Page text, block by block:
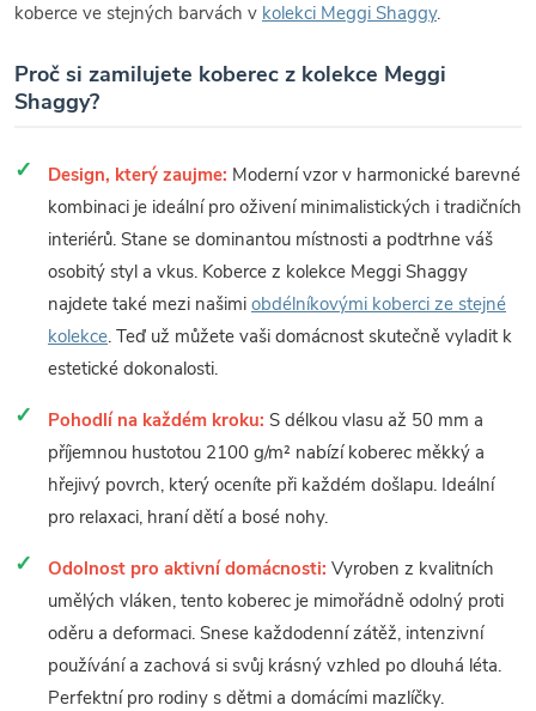
koberce ve stejných barvách v kolekci Meggi Shaggy.
Proč si zamilujete koberec z kolekce Meggi
Shaggy?
Design, který zaujme: Moderní vzor v harmonické barevné
kombinaci je ideální pro oživení minimalistických i tradičních
interiérů. Stane se dominantou místnosti a podtrhne váš
osobitý styl a vkus. Koberce z kolekce Meggi Shaggy
najdete také mezi našimi obdélníkovými koberci ze stejné
kolekce. Teď už můžete vaši domácnost skutečně vyladit k
estetické dokonalosti.
Pohodlí na každém kroku: S délkou vlasu až 50 mm a
příjemnou hustotou 2100 g/m² nabízí koberec měkký a
hřejivý povrch, který oceníte při každém došlapu. Ideální
pro relaxaci, hraní dětí a bosé nohy.
Odolnost pro aktivní domácnosti: Vyroben z kvalitních
umělých vláken, tento koberec je mimořádně odolný proti
oděru a deformaci. Snese každodenní zátěž, intenzivní
používání a zachová si svůj krásný vzhled po dlouhá léta.
Perfektní pro rodiny s dětmi a domácími mazlíčky.